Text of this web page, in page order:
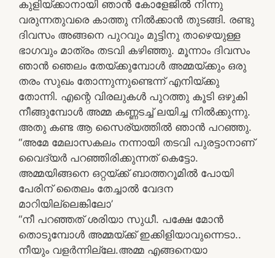
കുളിയ്ക്കാനായി ഞാൻ കോളേജിൽ നിന്നു
വരുന്നതുവരെ കാത്തു നിൽക്കാൻ തുടങ്ങി. രണ്ടു
ദിവസം അങ്ങനെ പുറവും മുട്ടിനു താഴെയുള്ള
ഭാഗവും മാത്രം തടവി കഴിഞ്ഞു. മൂന്നാം ദിവസം
ഞാൻ ഞെലം തേയ്ക്കുമ്പോൾ അമ്മയ്ക്കും ഒരു
തരം സുഖം തോന്നുന്നുണ്ടെന്ന് എനിയ്ക്കു
തോന്നി. എന്റെ വിരലുകൾ പുറത്തു കൂടി ഒഴുകി
നീങ്ങുമ്പോൾ അമ്മ കണ്ണടച്ച് ലയിച്ച നിൽക്കുന്നു.
അതു കണ്ട ആ സൈര്യത്തിൽ ഞാൻ പറഞ്ഞു.
“അമേ മേലാസകലം നന്നായി തടവി പുരട്ടാനാണ്
വൈദ്യർ പറഞ്ഞിരിക്കുന്നത് കെട്ടോ.
അമ്മയിങ്ങനെ ഒറ്റയ്ക്ക് ബാത്തറൂമിൽ പോയി
പേരിന് തൈലം തേച്ചാൽ വേദന
മാറിയില്ലെങ്കിലോ’
“നീ പറഞ്ഞത് ശരിയാ സുധീ. പക്ഷേ മോൻ
തൊടുമ്പോൾ അമ്മയ്ക്ക് ഇക്കിളിയാവുന്നെടാ..
നീയും വളർന്നില്ലേ.അമ്മ എങ്ങനെയാ